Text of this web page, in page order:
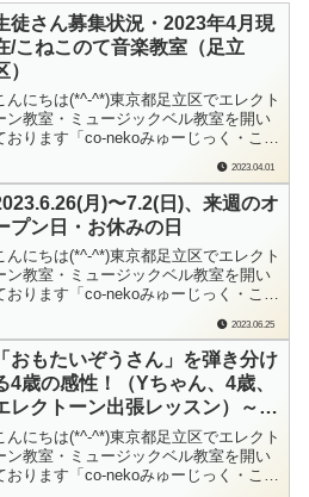
徒さん募集状況・2023年4月現
/こねこのて音楽教室（足立
）
んにちは(*^-^*)東京都足立区でエレクト
ン教室・ミュージックベル教室を開い
おります「co-nekoみゅーじっく・こね
す。春から新しい習い事を！という方も
いと思います。新学期、新入学、新社
人さん、おめでとうございます！体験
ッスン、新規のご入会、久しぶり...
2023.04.01
月)〜7.2(日)、来週のオ
プン日・お休みの日
んにちは(*^-^*)東京都足立区でエレクト
ン教室・ミュージックベル教室を開い
おります「co-nekoみゅーじっく・こね
す。毎週日曜日に、来週の教室オープン
日、おやすみの日をお知らせしておりま
す。6/26（月）～7/2（日）までの教室
…レッスンお休み：6/2...
2023.06.25
「おもたいぞうさん」を弾き分け
4歳の感性！（Yちゃん、4歳、
レクトーン出張レッスン）～感
を育てるレッスンをしています
んにちは(*^-^*)東京都足立区でエレクト
ン教室・ミュージックベル教室を開い
おります「co-nekoみゅーじっく・こね